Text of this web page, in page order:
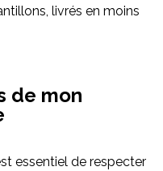
livrés en moins
de mon
essentiel de respecter